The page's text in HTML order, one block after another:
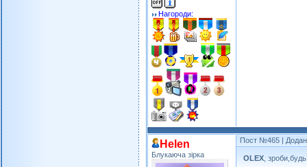
Нагороди:
Helen
Блукаюча зірка
Пост №465 |
OLEX ,